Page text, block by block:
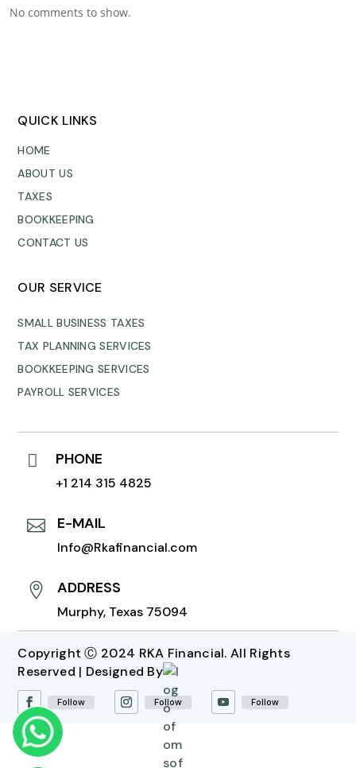
No comments to show.
QUICK LINKS
HOME
ABOUT US
TAXES
BOOKKEEPING
CONTACT US
OUR SERVICE
SMALL BUSINESS TAXES
TAX PLANNING SERVICES
BOOKKEEPING SERVICES
PAYROLL SERVICES
 PHONE
+1 214 315 4825
 E-MAIL
Info@Rkafinancial.com
 ADDRESS
Murphy, Texas 75094
Copyright Ⓒ 2024 RKA Financial. All Rights
Reserved | Designed By
Follow Follow Follow